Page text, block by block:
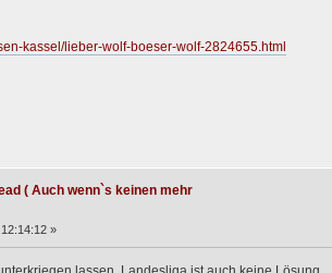
kassel/lieber-wolf-boeser-wolf-2824655.html
( Auch wenn`s keinen mehr
»